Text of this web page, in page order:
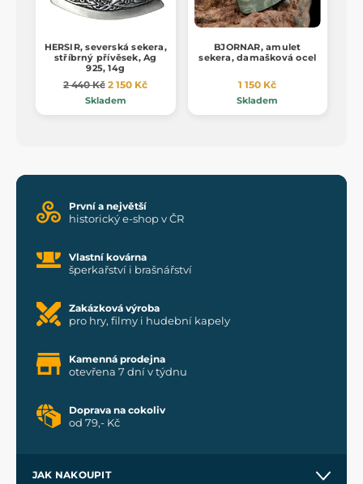
HERSIR, severská sekera,
stříbrný přívěsek, Ag
925, 14g
2 440 Kč 2 150 Kč
Skladem
BJORNAR, amulet
sekera, damašková ocel
1 150 Kč
Skladem
První a největší
historický e-shop v ČR
Vlastní kovárna
šperkařství i brašnářství
Zakázková výroba
pro hry, filmy i hudební kapely
Kamenná prodejna
otevřena 7 dní v týdnu
Doprava na cokoliv
od 79,- Kč
JAK NAKOUPIT